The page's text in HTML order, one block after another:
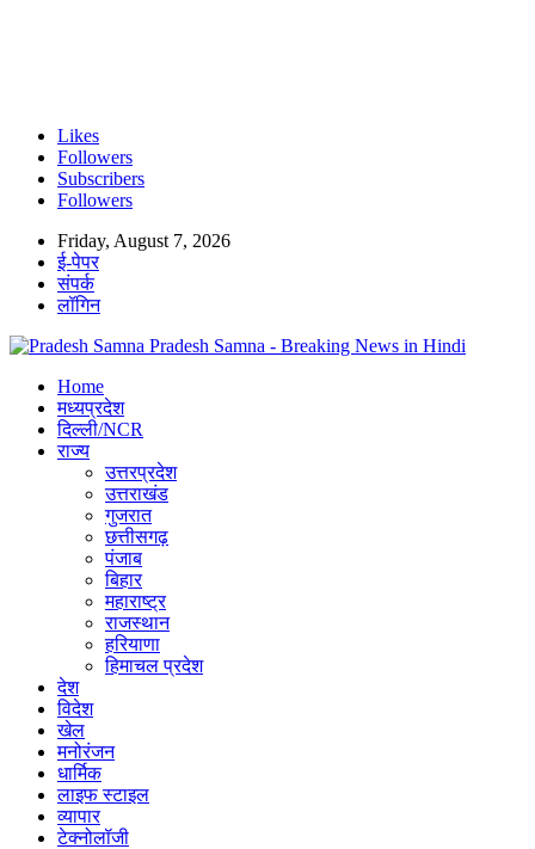
Likes
Followers
Subscribers
Followers
Friday, August 7, 2026
ई-पेपर
संपर्क
लॉगिन
Pradesh Samna - Breaking News in Hindi
Home
मध्यप्रदेश
दिल्ली/NCR
राज्य
उत्तरप्रदेश
उत्तराखंड
गुजरात
छत्तीसगढ़
पंजाब
बिहार
महाराष्ट्र
राजस्थान
हरियाणा
हिमाचल प्रदेश
देश
विदेश
खेल
मनोरंजन
धार्मिक
लाइफ स्टाइल
व्यापार
टेक्नोलॉजी